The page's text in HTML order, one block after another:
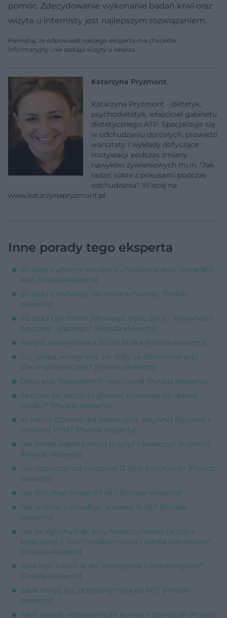
pomóc. Zdecydowanie wykonanie badań krwi oraz
wizyta u internisty jest najlepszym rozwiązaniem.
Pamiętaj, że odpowiedź naszego eksperta ma charakter
informacyjny i nie zastąpi wizyty u lekarza.
Katarzyna Pryzmont
Katarzyna Pryzmont - dietetyk,
psychodietetyk, właściciel gabinetu
dietetycznego ATP. Specjalizuje się
w odchudzaniu dorosłych, prowadzi
warsztaty i wykłady dotyczące
motywacji podczas zmiany
nawyków żywieniowych mi.in. "Jak
radzić sobie z pokusami podczas
odchudzania". Więcej na
www.katarzynapryzmont.pl
Inne porady tego eksperta
20-latek z chorym sercem a chudnięcie przy diecie 800
kcal [Porada eksperta]
30-latka z nadwagą nie może schudnąć [Porada
eksperta]
40-latka tyje mimo zdrowego trybu życia i aktywności
fizycznej - dlaczego? [Porada eksperta]
Alergia pokarmowa a źródła białka [Porada eksperta]
Czy jabłka, winogrona, ser żółty są dozwolone przy
diecie glikemicznej? [Porada eksperta]
Dieta przy hipoglikemii reaktywnej [Porada eksperta]
Ile czasu po spożyciu glutenu pojawiają się objawy
celiakii? [Porada eksperta]
Ile kalorii dziennie dla dziewczyny aktywnej fizycznie z
ustaloną PPM? [Porada eksperta]
Jak młoda kobieta może przytyć i zwiększyć mięśnie?
[Porada eksperta]
Jak rozpocząć odchudzanie 13-latki z otyłością? [Porada
eksperta]
Jak schudnąć mając 67 lat? [Porada eksperta]
Jak urosnąć i schudnąć w wieku 16 lat? [Porada
eksperta]
Jak zacząć chudnąć przy niedoczynności tarczycy
połączonej z insulinoodpornością i astmą oskrzelową?
[Porada eksperta]
Jaka ilość kalorii w dni treningowe i nietreningowe?
[Porada eksperta]
Jakie mogą być przyczyny tycia po 60.? [Porada
eksperta]
Jakie zasady odżywiania dla kuriera z otyłością? [Porada